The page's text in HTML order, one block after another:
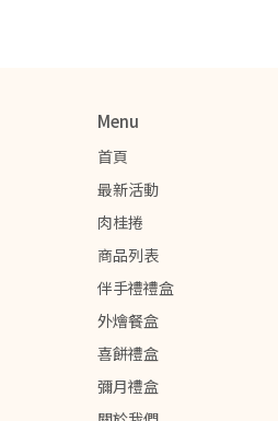
Menu
首頁
最新活動
肉桂捲
商品列表
伴手禮禮盒
外燴餐盒
喜餅禮盒
彌月禮盒